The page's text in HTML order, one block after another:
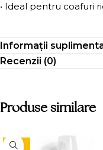
• Ideal pentru coafuri
Informații
Recenzii (0)
Produse similare
-10%